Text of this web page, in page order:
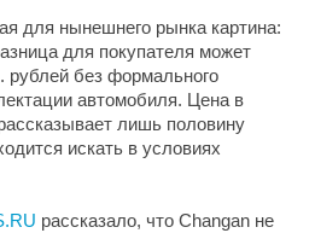
для нынешнего рынка картина:
для покупателя может
рублей без формального
автомобиля. Цена в
лишь половину
искать в условиях
рассказало, что Changan не